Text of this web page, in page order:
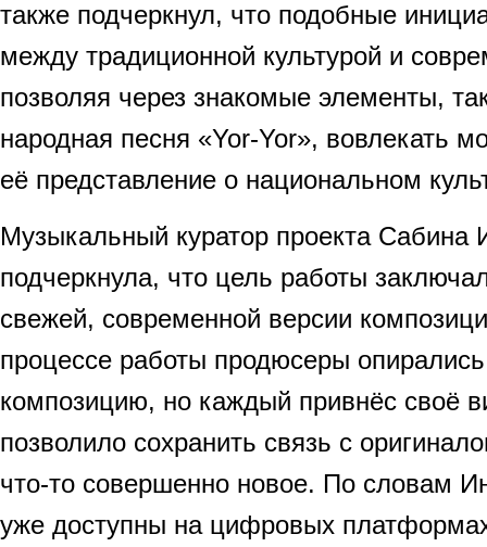
также подчеркнул, что подобные
между традиционной культурой и
позволяя через знакомые элементы,
народная песня «Yor-Yor», вовлекать
её представление о национальном
Музыкальный куратор проекта Сабина
подчеркнула, что цель работы
свежей, современной версии
процессе работы продюсеры
композицию, но каждый привнёс своё
позволило сохранить связь с
что-то совершенно новое. По словам
уже доступны на цифровых